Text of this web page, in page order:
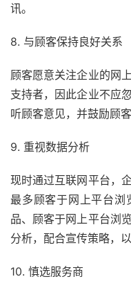
讯。
8. 与顾客保持良好关系
顾客愿意关注企业的网
支持者，因此企业不应
听顾客意见，并鼓励顾
9. 重视数据分析
现时通过互联网平台，
最多顾客于网上平台浏
品、顾客于网上平台浏
分析，配合宣传策略，
10. 慎选服务商